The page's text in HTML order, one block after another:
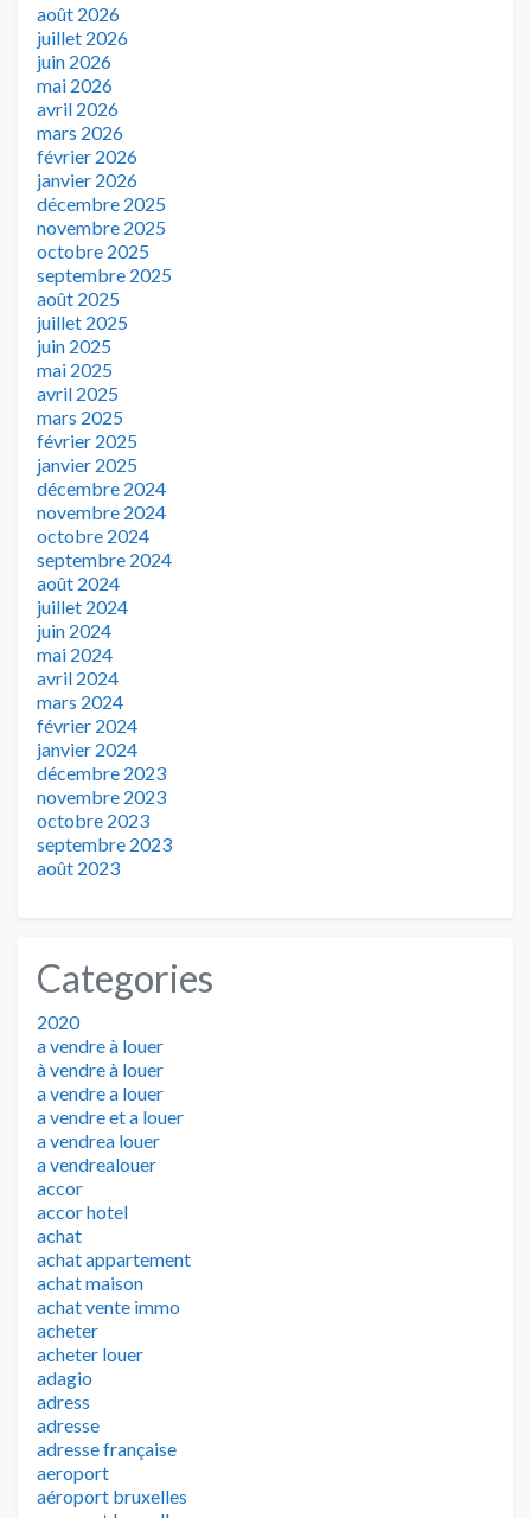
août 2026
juillet 2026
juin 2026
mai 2026
avril 2026
mars 2026
février 2026
janvier 2026
décembre 2025
novembre 2025
octobre 2025
septembre 2025
août 2025
juillet 2025
juin 2025
mai 2025
avril 2025
mars 2025
février 2025
janvier 2025
décembre 2024
novembre 2024
octobre 2024
septembre 2024
août 2024
juillet 2024
juin 2024
mai 2024
avril 2024
mars 2024
février 2024
janvier 2024
décembre 2023
novembre 2023
octobre 2023
septembre 2023
août 2023
Categories
2020
a vendre à louer
à vendre à louer
a vendre a louer
a vendre et a louer
a vendrea louer
a vendrealouer
accor
accor hotel
achat
achat appartement
achat maison
achat vente immo
acheter
acheter louer
adagio
adress
adresse
adresse française
aeroport
aéroport bruxelles